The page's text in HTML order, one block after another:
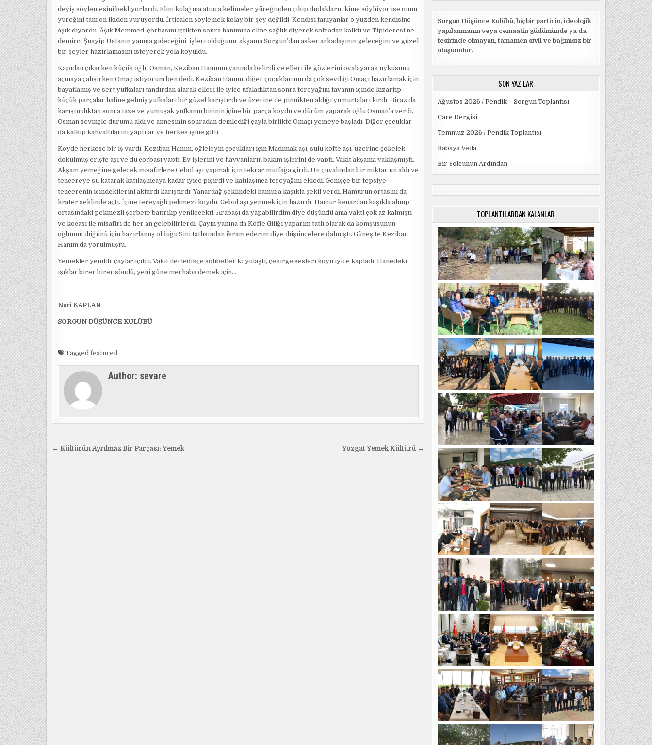
deyiş söylemesini bekliyorlardı. Elini kulağına atınca kelimeler yüreğinden çıkıp dudakların kime söylüyor ise onun
yüreğini tam on ikiden vuruyordu. İrticalen söylemek kolay bir şey değildi. Kendisi tanıyanlar o yüzden kendisine
âşık diyordu. Âşık Memmed, çorbasını içtikten sonra hanımına eline sağlık diyerek sofradan kalktı ve Tipideresi’ne
demirci Şuayip Ustanın yanına gideceğini, işleri olduğunu, akşama Sorgun’dan asker arkadaşının geleceğini ve güzel
bir şeyler hazırlamasını isteyerek yola koyuldu.
Kapıdan çıkarken küçük oğlu Osman, Keziban Hanımın yanında belirdi ve elleri ile gözlerini ovalayarak uykusunu
açmaya çalışırken Omaç istiyorum ben dedi. Keziban Hanım, diğer çocuklarının da çok sevdiği Omaçı hazırlamak için
bayatlamış ve sert yufkaları tandırdan alarak elleri ile iyice ufaladıktan sonra tereyağını tavanın içinde kızartıp
küçük parçalar haline gelmiş yufkaları bir güzel karıştırdı ve üzerine de pinnikten aldığı yumurtaları kırdı. Biraz da
karıştırdıktan sonra taze ve yumuşak yufkanın birinin içine bir parça koydu ve dürüm yaparak oğlu Osman’a verdi.
Osman sevinçle dürümü aldı ve annesinin sonradan demlediği çayla birlikte Omaçı yemeye başladı. Diğer çocuklar
da kalkıp kahvaltılarını yaptılar ve herkes işine gitti.
Köyde herkese bir iş vardı. Keziban Hanım, öğleleyin çocukları için Madımak aşı, sulu köfte aşı, üzerine çökelek
dökülmüş erişte aşı ve dü çorbası yaptı. Ev işlerini ve hayvanların bakım işlerini de yaptı. Vakit akşama yaklaşmıştı.
Akşam yemeğine gelecek misafirlere Gebol aşı yapmak için tekrar mutfağa girdi. Un çuvalından bir miktar un aldı ve
tencereye su katarak katılaşıncaya kadar iyice pişirdi ve katılaşınca tereyağını ekledi. Genişçe bir tepsiye
tencerenin içindekilerini aktardı karıştırdı. Yanardağ şeklindeki hamura kaşıkla şekil verdi. Hamurun ortasını da
krater şeklinde açtı. İçine tereyağlı pekmezi koydu. Gebol aşı yenmek için hazırdı. Hamur kenardan kaşıkla alınıp
ortasındaki pekmezli şerbete batırılıp yenilecekti. Arabaşı da yapabilirdim diye düşündü ama vakti çok az kalmıştı
ve kocası ile misafiri de her an gelebilirlerdi. Çayın yanına da Köfte Giliği yaparım tatlı olarak da komşusunun
oğlunun düğünü için hazırlamış olduğu Sini tatlısından ikram ederim diye düşüncelere dalmıştı. Güneş te Keziban
Hanım da yorulmuştu.
Yemekler yenildi, çaylar içildi. Vakit ilerledikçe sohbetler koyulaştı, çekirge sesleri köyü iyice kapladı. Hanedeki
ışıklar birer birer söndü, yeni güne merhaba demek için….
Nuri KAPLAN
SORGUN DÜŞÜNCE KULÜBÜ
Tagged featured
Author: sevare
Yazı Yozgat Yemek Kültürü →
← Kültürün Ayrılmaz Bir Parçası: Yemek
Sorgun Düşünce Kulübü, hiçbir partinin, ideolojik
yapılanmanın veya cemaatin güdümünde ya da
tesirinde olmayan, tamamen sivil ve bağımsız bir
oluşumdur.
SON YAZILAR
Ağustos 2026 / Pendik – Sorgun Toplantısı
Çare Dergisi
Temmuz 2026 / Pendik Toplantısı
Babaya Veda
Bir Yolcunun Ardından
TOPLANTILARDAN KALANLAR